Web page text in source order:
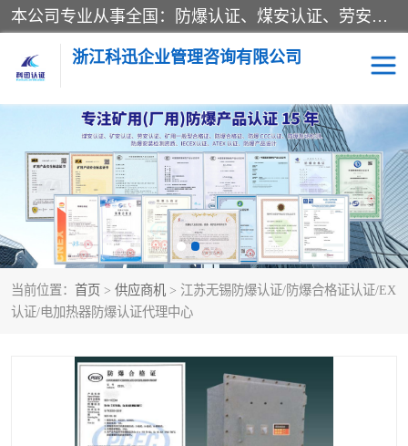
本公司专业从事全国：防爆认证、煤安认证、劳安认证、体系认证、产品认证、ATEX认证、IECEX认证、消防产品认证、生产认可证、验厂指导、认证技术支持、企业管理策划等一站式咨询服务。 用我们的智慧、经验、真诚与勤恳，分享成长的喜悦！ 全国24小时咨询热线：* 认证咨询：张老师（全国*）
浙江科迅企业管理咨询有限公司
当前位置： 首页 > 供应商机 > 江苏无锡防爆认证/防爆合格证认证/EX
认证/电加热器防爆认证代理中心
煤安认证 防爆CCC认证
防爆合格证 矿安认证
劳安认证